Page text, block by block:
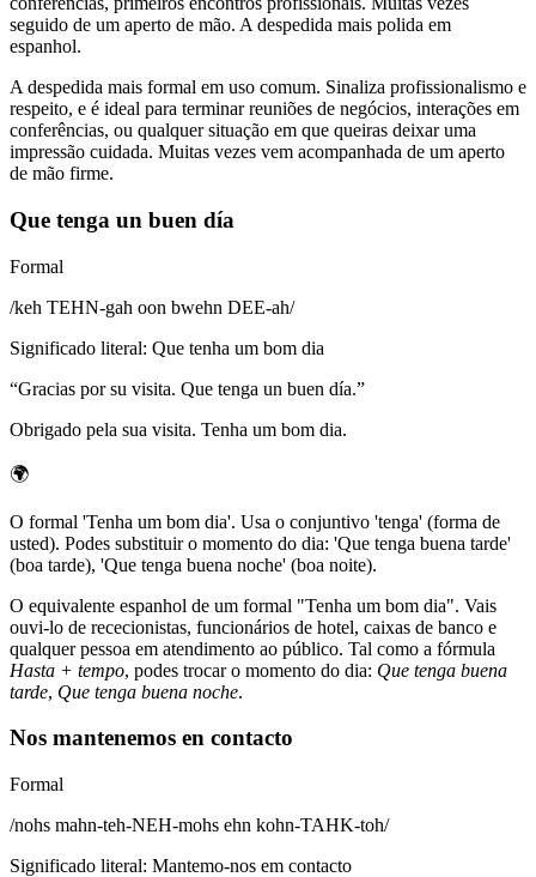
seguido de um aperto de mão. A despedida mais polida em
espanhol.
A despedida mais formal em uso comum. Sinaliza profissionalismo e
respeito, e é ideal para terminar reuniões de negócios, interações em
conferências, ou qualquer situação em que queiras deixar uma
impressão cuidada. Muitas vezes vem acompanhada de um aperto
de mão firme.
Que tenga un buen día
Formal
/keh TEHN-gah oon bwehn DEE-ah/
Significado literal: Que tenha um bom dia
“Gracias por su visita. Que tenga un buen día.”
Obrigado pela sua visita. Tenha um bom dia.
🌍
O formal 'Tenha um bom dia'. Usa o conjuntivo 'tenga' (forma de
usted). Podes substituir o momento do dia: 'Que tenga buena tarde'
(boa tarde), 'Que tenga buena noche' (boa noite).
O equivalente espanhol de um formal "Tenha um bom dia". Vais
ouvi-lo de rececionistas, funcionários de hotel, caixas de banco e
qualquer pessoa em atendimento ao público. Tal como a fórmula
Hasta + tempo, podes trocar o momento do dia: Que tenga buena
tarde, Que tenga buena noche.
Nos mantenemos en contacto
Formal
/nohs mahn-teh-NEH-mohs ehn kohn-TAHK-toh/
Significado literal: Mantemo-nos em contacto